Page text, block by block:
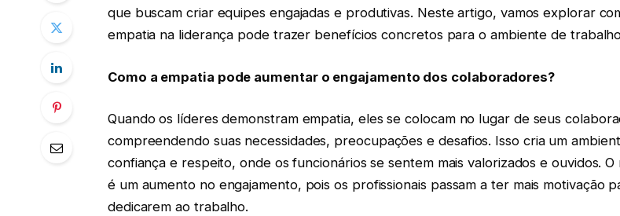
que buscam criar equipes engajadas e produtivas. Neste artigo, vamos explorar
empatia na liderança pode trazer benefícios concretos para o ambiente de
Como a empatia pode aumentar o engajamento dos colaboradores?
Quando os líderes demonstram empatia, eles se colocam no lugar de seus
compreendendo suas necessidades, preocupações e desafios. Isso cria um
confiança e respeito, onde os funcionários se sentem mais valorizados e ouvidos. O
é um aumento no engajamento, pois os profissionais passam a ter mais motivação
dedicarem ao trabalho.